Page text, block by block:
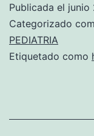
Publicada el junio
Categorizado
PEDIATRIA
Etiquetado como